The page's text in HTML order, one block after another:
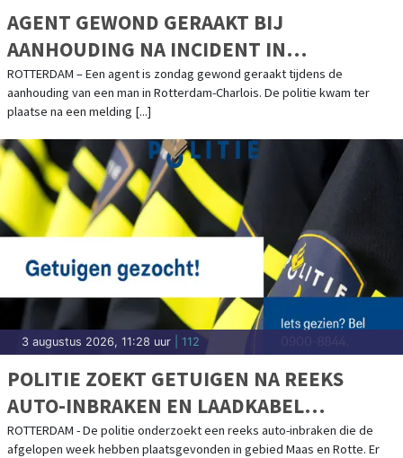
AGENT GEWOND GERAAKT BIJ
AANHOUDING NA INCIDENT IN
RELATIONELE SFEER IN ROTTERDAM
ROTTERDAM – Een agent is zondag gewond geraakt tijdens de
aanhouding van een man in Rotterdam-Charlois. De politie kwam ter
plaatse na een melding [...]
3 augustus 2026, 11:28 uur | 112
POLITIE ZOEKT GETUIGEN NA REEKS
AUTO-INBRAKEN EN LAADKABEL
DIEFSTALLEN IN GEBIED MAAS EN ROTTE
ROTTERDAM - De politie onderzoekt een reeks auto-inbraken die de
afgelopen week hebben plaatsgevonden in gebied Maas en Rotte. Er